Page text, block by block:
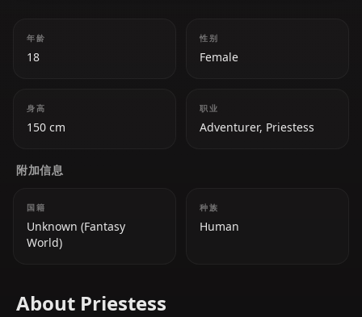
年龄
18
性别
Female
身高
150 cm
职业
Adventurer, Priestess
附加信息
国籍
Unknown (Fantasy
World)
种族
Human
About Priestess